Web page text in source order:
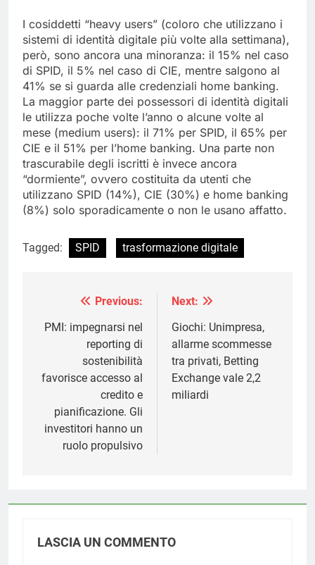
I cosiddetti “heavy users” (coloro che utilizzano i
sistemi di identità digitale più volte alla settimana),
però, sono ancora una minoranza: il 15% nel caso
di SPID, il 5% nel caso di CIE, mentre salgono al
41% se si guarda alle credenziali home banking.
La maggior parte dei possessori di identità digitali
le utilizza poche volte l’anno o alcune volte al
mese (medium users): il 71% per SPID, il 65% per
CIE e il 51% per l’home banking. Una parte non
trascurabile degli iscritti è invece ancora
“dormiente”, ovvero costituita da utenti che
utilizzano SPID (14%), CIE (30%) e home banking
(8%) solo sporadicamente o non le usano affatto.
Tagged: SPID trasformazione digitale
Navigazione
articoli
Previous:
PMI: impegnarsi nel
reporting di
sostenibilità
favorisce accesso al
credito e
pianificazione. Gli
investitori hanno un
ruolo propulsivo
Next:
Giochi: Unimpresa,
allarme scommesse
tra privati, Betting
Exchange vale 2,2
miliardi
LASCIA UN COMMENTO